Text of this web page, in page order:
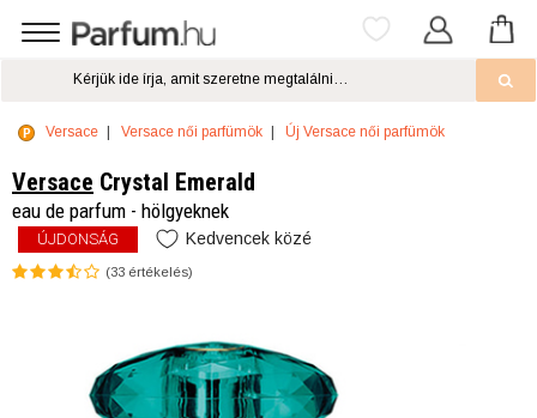
Versace Versace női parfümök Új Versace női parfümök
Versace Crystal Emerald
eau de parfum - hölgyeknek
ÚJDONSÁG Kedvencek közé
(33 értékelés)